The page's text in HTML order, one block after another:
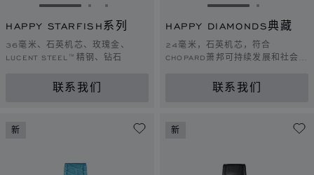
转到幻灯片 1转到幻灯片 2
转到幻灯片 3
HAPPY STARFISH系列
36毫米、石英机芯、玫瑰金、
LUCENT STEEL™精钢、钻石
联系我们
转到幻灯片 1转到幻灯
HAPPY DIAMONDS典藏
24毫米，石英机芯，符合
CHOPARD萧邦可持续发展和社会责
联系我们
新 新